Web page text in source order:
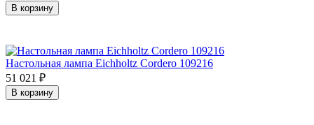
В корзину
Настольная лампа Eichholtz Cordero 109216
51 021 ₽
В корзину